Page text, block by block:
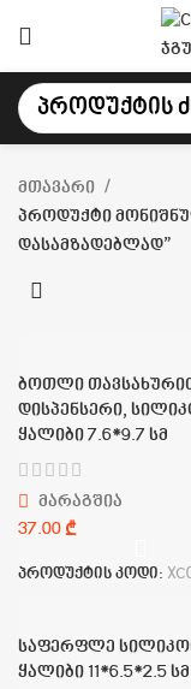
მთავარი
პროდუქტი
დასამზადებლად”
ბოთლი
დისპენსერი,
ყალიბი 7.6*9.7 სმ
მარაგშია
₾
პროდუქტის კოდი:
საფერფლე
ყალიბი 11*6.5*2.5 სმ